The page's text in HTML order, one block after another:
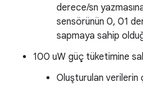
derece/sn
sensörünün 0, 01
sapmaya sahip
100 uW güç tüketimine
Oluşturulan verilerin